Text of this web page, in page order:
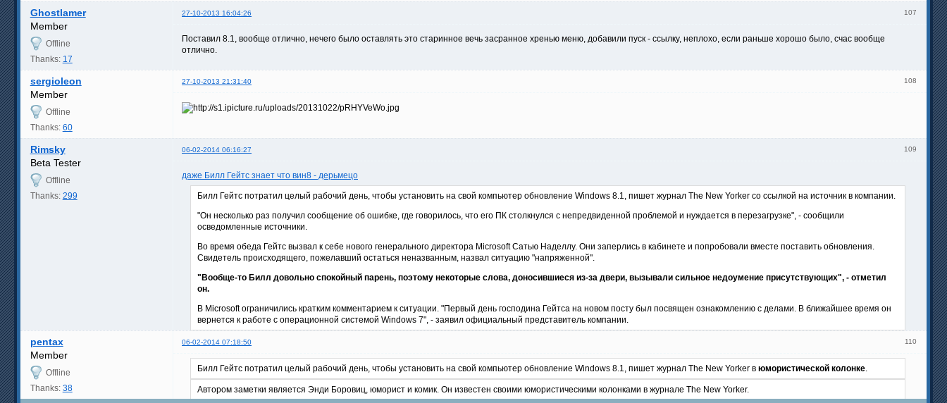
107
Ghostlamer 27-10-2013 16:04:26
Member
Offline
Thanks: 17
Поставил 8.1, вообще отлично, нечего было оставлять это старинное вечь засранное хренью меню, добавили пуск - ссылку, неплохо, если раньше хорошо было, счас вообще
отлично.
108
sergioleon 27-10-2013 21:31:40
Member
Offline
Thanks: 60
109
Rimsky 06-02-2014 06:16:27
Beta Tester
Offline
Thanks: 299
даже Билл Гейтс знает что вин8 - дерьмецо
Билл Гейтс потратил целый рабочий день, чтобы установить на свой компьютер обновление Windows 8.1, пишет журнал The New Yorker со ссылкой на источник в компании.
"Он несколько раз получил сообщение об ошибке, где говорилось, что его ПК столкнулся с непредвиденной проблемой и нуждается в перезагрузке", - сообщили
осведомленные источники.
Во время обеда Гейтс вызвал к себе нового генерального директора Microsoft Сатью Наделлу. Они заперлись в кабинете и попробовали вместе поставить обновления.
Свидетель происходящего, пожелавший остаться неназванным, назвал ситуацию "напряженной".
"Вообще-то Билл довольно спокойный парень, поэтому некоторые слова, доносившиеся из-за двери, вызывали сильное недоумение присутствующих", - отметил
он.
В Microsoft ограничились кратким комментарием к ситуации. "Первый день господина Гейтса на новом посту был посвящен ознакомлению с делами. В ближайшее время он
вернется к работе с операционной системой Windows 7", - заявил официальный представитель компании.
110
pentax 06-02-2014 07:18:50
Member
Offline
Thanks: 38
Билл Гейтс потратил целый рабочий день, чтобы установить на свой компьютер обновление Windows 8.1, пишет журнал The New Yorker в юмористической колонке.
Автором заметки является Энди Боровиц, юморист и комик. Он известен своими юмористическими колонками в журнале The New Yorker.